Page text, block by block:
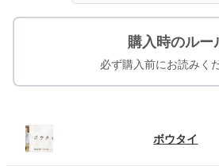
購入時のルー
必ず購入前にお読みく
ボウタイ